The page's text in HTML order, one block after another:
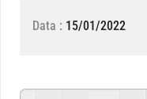
Data : 15/01/2022